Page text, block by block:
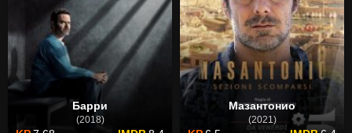
Барри
(2018)
Мазантонио
(2021)